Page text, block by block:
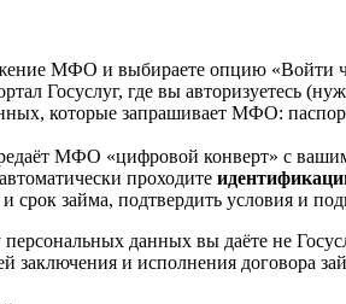
МФО и выбираете опцию «Войти
Госуслуг, где вы авторизуетесь
которые запрашивает МФО:
МФО «цифровой конверт» с
проходите
и срок займа, подтвердить условия и
персональных данных вы даёте не
заключения и исполнения договора